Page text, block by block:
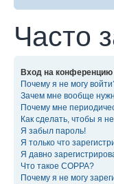
Часто
Вход на конференцию
Почему я не могу
Зачем мне вообще
Почему мне
Как сделать, чтобы я
Я забыл пароль!
Я только что
Я давно
Что такое COPPA?
Почему я не могу